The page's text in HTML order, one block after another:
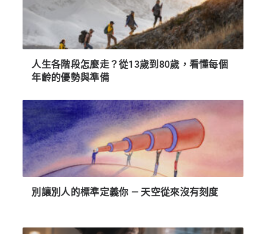
人生各階段怎麼走？從13歲到80歲，看懂每個
年齡的優勢與準備
別讓別人的標準定義你 — 天空從來沒有刻度